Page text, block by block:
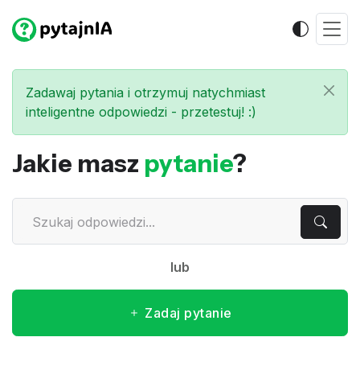
Zadawaj pytania i otrzymuj natychmiast
inteligentne odpowiedzi - przetestuj! :)
Jakie masz pytanie?
lub
Zadaj pytanie